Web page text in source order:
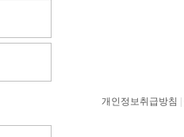
개인정보취급방침